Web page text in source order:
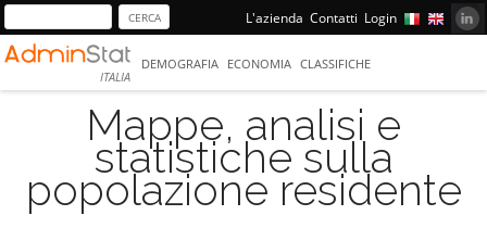
L'azienda Contatti Login
ITALIA
DEMOGRAFIA ECONOMIA CLASSIFICHE
Mappe, analisi e
statistiche sulla
popolazione residente